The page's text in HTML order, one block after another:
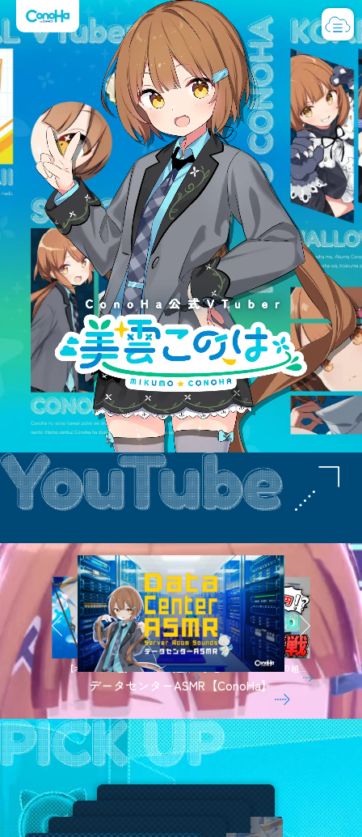
【オリジナル曲】ポラリスの旗
【official MV】
データセンターASMR【ConoHa】
【自作PC】白いゲーミングPCの組み
立てに初挑戦！【美雲このは】